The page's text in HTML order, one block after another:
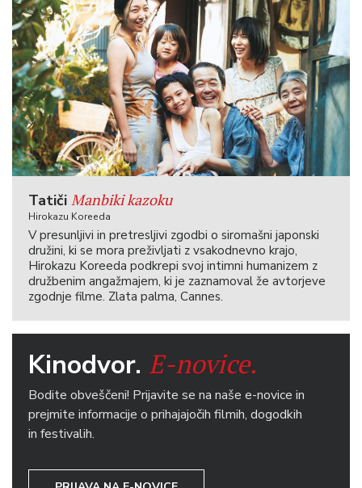
Tatiči Manbiki kazoku
Hirokazu Koreeda
V presunljivi in pretresljivi zgodbi o siromašni japonski
družini, ki se mora preživljati z vsakodnevno krajo,
Hirokazu Koreeda podkrepi svoj intimni humanizem z
družbenim angažmajem, ki je zaznamoval že avtorjeve
zgodnje filme. Zlata palma, Cannes.
Kinodvor. E-novice.
Bodite obveščeni! Prijavite se na naše e-novice in
prejmite informacije o prihajajočih filmih, dogodkih
in festivalih.